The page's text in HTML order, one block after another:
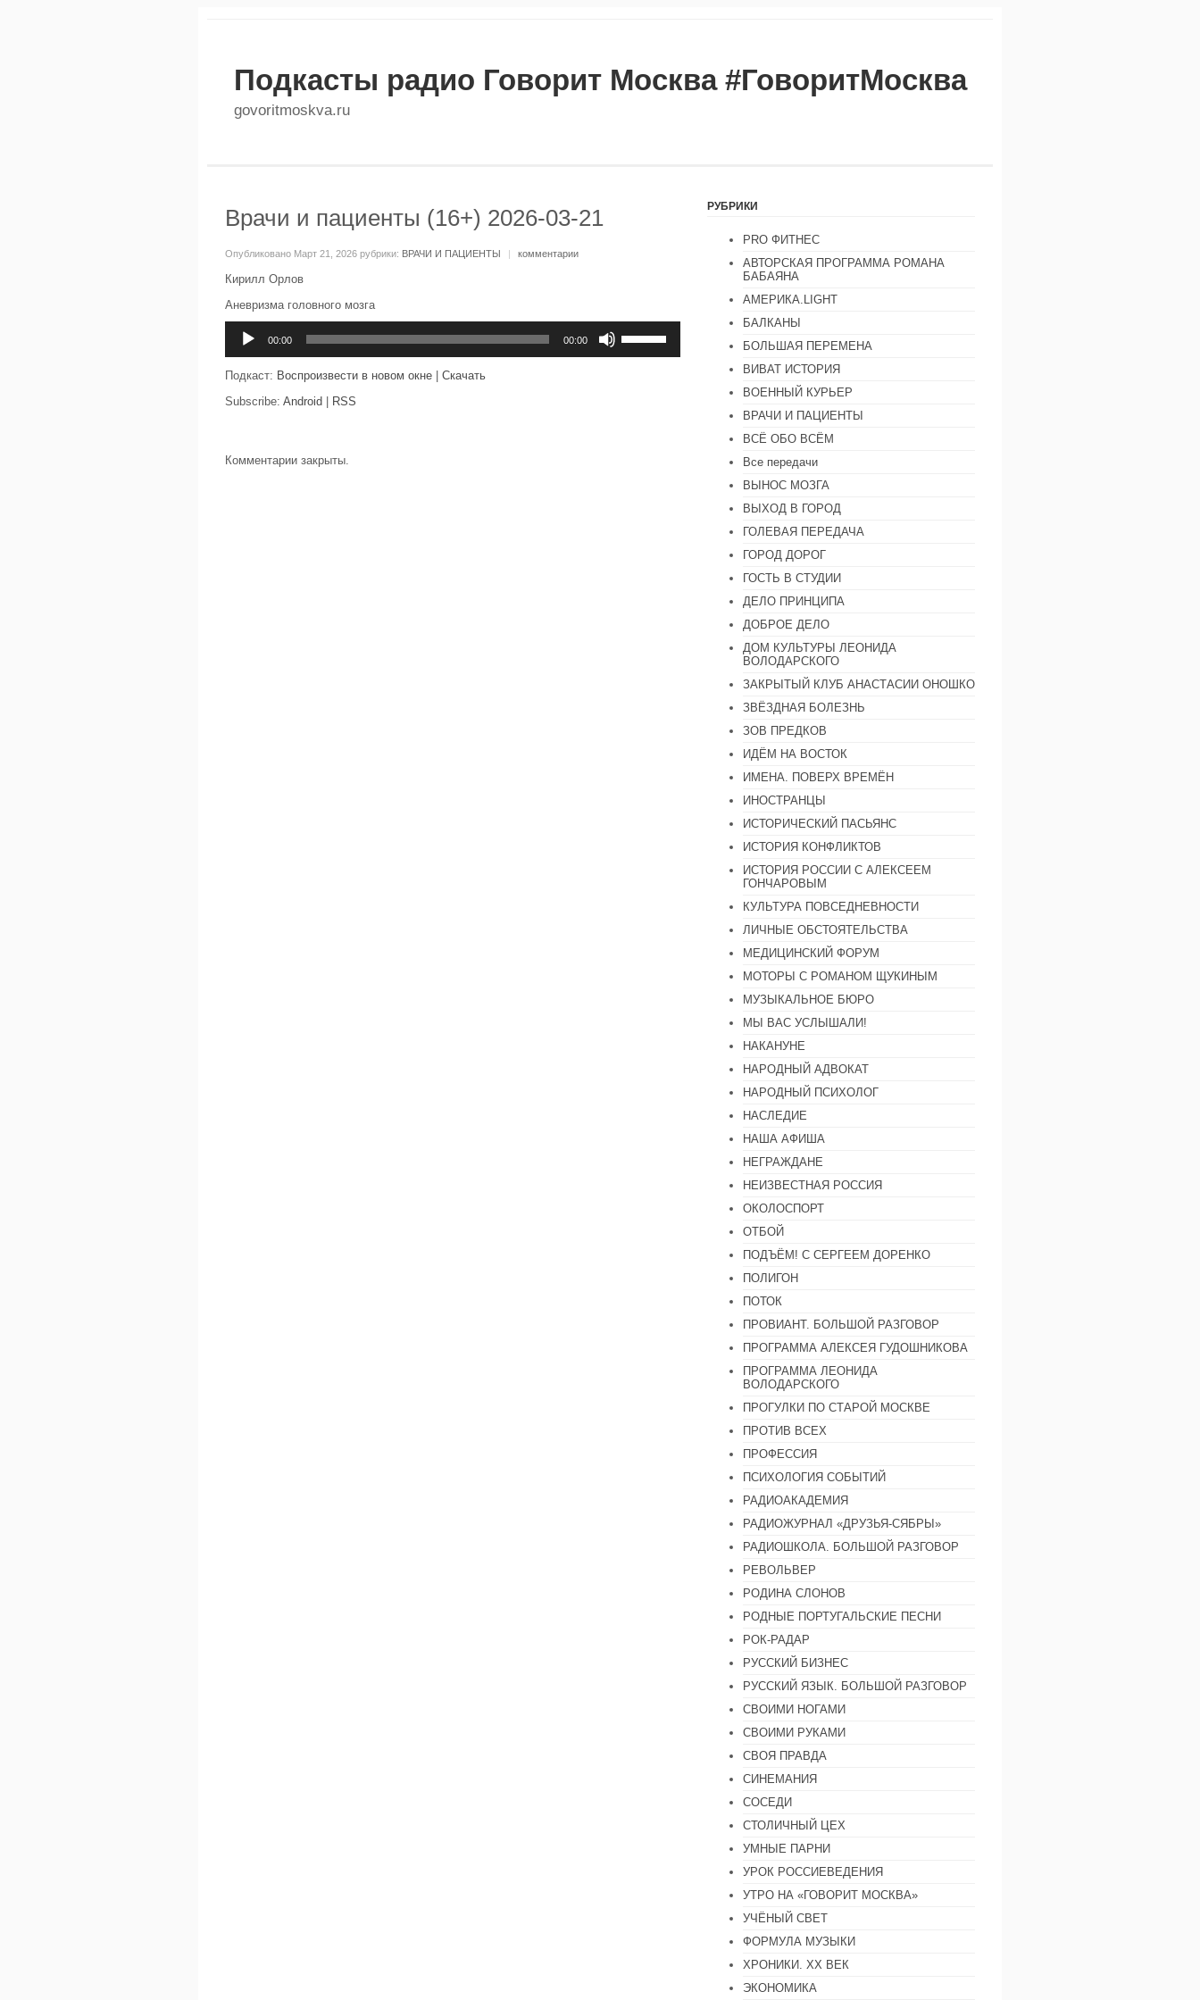
Подкасты радио Говорит Москва #ГоворитМосква
govoritmoskva.ru
Врачи и пациенты (16+) 2026-03-21
Опубликовано Март 21, 2026 рубрики: ВРАЧИ И ПАЦИЕНТЫ | комментарии
Кирилл Орлов
Аневризма головного мозга
00:00 00:00
клавиши
Подкаст: Воспроизвести в новом окне
Скачать
Subscribe: Android RSS
Комментарии закрыты.
РУБРИКИ
PRO ФИТНЕС
АВТОРСКАЯ ПРОГРАММА РОМАНА
БАБАЯНА
АМЕРИКА.LIGHT
БАЛКАНЫ
БОЛЬШАЯ ПЕРЕМЕНА
ВИВАТ ИСТОРИЯ
ВОЕННЫЙ КУРЬЕР
ВРАЧИ И ПАЦИЕНТЫ
ВСЁ ОБО ВСЁМ
Все передачи
ВЫНОС МОЗГА
ВЫХОД В ГОРОД
ГОЛЕВАЯ ПЕРЕДАЧА
ГОРОД ДОРОГ
ГОСТЬ В СТУДИИ
ДЕЛО ПРИНЦИПА
ДОБРОЕ ДЕЛО
ДОМ КУЛЬТУРЫ ЛЕОНИДА
ВОЛОДАРСКОГО
ЗАКРЫТЫЙ КЛУБ АНАСТАСИИ ОНОШКО
ЗВЁЗДНАЯ БОЛЕЗНЬ
ЗОВ ПРЕДКОВ
ИДЁМ НА ВОСТОК
ИМЕНА. ПОВЕРХ ВРЕМЁН
ИНОСТРАНЦЫ
ИСТОРИЧЕСКИЙ ПАСЬЯНС
ИСТОРИЯ КОНФЛИКТОВ
ИСТОРИЯ РОССИИ С АЛЕКСЕЕМ
ГОНЧАРОВЫМ
КУЛЬТУРА ПОВСЕДНЕВНОСТИ
ЛИЧНЫЕ ОБСТОЯТЕЛЬСТВА
МЕДИЦИНСКИЙ ФОРУМ
МОТОРЫ С РОМАНОМ ЩУКИНЫМ
МУЗЫКАЛЬНОЕ БЮРО
МЫ ВАС УСЛЫШАЛИ!
НАКАНУНЕ
НАРОДНЫЙ АДВОКАТ
НАРОДНЫЙ ПСИХОЛОГ
НАСЛЕДИЕ
НАША АФИША
НЕГРАЖДАНЕ
НЕИЗВЕСТНАЯ РОССИЯ
ОКОЛОСПОРТ
ОТБОЙ
ПОДЪЁМ! С СЕРГЕЕМ ДОРЕНКО
ПОЛИГОН
ПОТОК
ПРОВИАНТ. БОЛЬШОЙ РАЗГОВОР
ПРОГРАММА АЛЕКСЕЯ ГУДОШНИКОВА
ПРОГРАММА ЛЕОНИДА
ВОЛОДАРСКОГО
ПРОГУЛКИ ПО СТАРОЙ МОСКВЕ
ПРОТИВ ВСЕХ
ПРОФЕССИЯ
ПСИХОЛОГИЯ СОБЫТИЙ
РАДИОАКАДЕМИЯ
РАДИОЖУРНАЛ «ДРУЗЬЯ-СЯБРЫ»
РАДИОШКОЛА. БОЛЬШОЙ РАЗГОВОР
РЕВОЛЬВЕР
РОДИНА СЛОНОВ
РОДНЫЕ ПОРТУГАЛЬСКИЕ ПЕСНИ
РОК-РАДАР
РУССКИЙ БИЗНЕС
РУССКИЙ ЯЗЫК. БОЛЬШОЙ РАЗГОВОР
СВОИМИ НОГАМИ
СВОИМИ РУКАМИ
СВОЯ ПРАВДА
СИНЕМАНИЯ
СОСЕДИ
СТОЛИЧНЫЙ ЦЕХ
УМНЫЕ ПАРНИ
УРОК РОССИЕВЕДЕНИЯ
УТРО НА «ГОВОРИТ МОСКВА»
УЧЁНЫЙ СВЕТ
ФОРМУЛА МУЗЫКИ
ХРОНИКИ. ХХ ВЕК
ЭКОНОМИКА